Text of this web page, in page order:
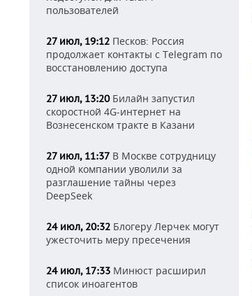
пользователей
27 июл, 19:12 Песков: Россия
продолжает контакты с Telegram по
восстановлению доступа
27 июл, 13:20Билайн запустил
скоростной 4G-интернет на
Вознесенском тракте в Казани
27 июл, 11:37 В Москве сотрудницу
одной компании уволили за
разглашение тайны через
DeepSeek
24 июл, 20:32 Блогеру Лерчек могут
ужесточить меру пресечения
24 июл, 17:33 Минюст расширил
список иноагентов